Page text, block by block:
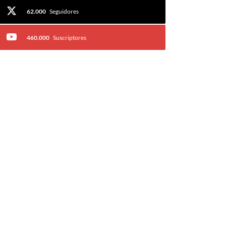
62.000 Seguidores
460.000 Suscriptores